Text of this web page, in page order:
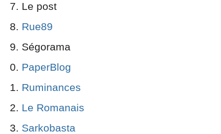
Le post
Rue89
Ségorama
PaperBlog
Ruminances
Le Romanais
Sarkobasta